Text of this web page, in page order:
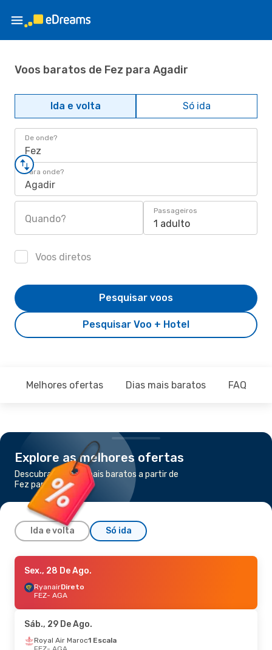
Voos baratos de Fez para Agadir
Ida e volta Só ida
De onde?
Fez
Para onde?
Agadir
Quando?
Passageiros
1 adulto
Voos diretos
Pesquisar Voo + Hotel
Pesquisar voos
Melhores ofertas Dias mais baratos FAQ
Explore as melhores ofertas
Descubra os voos mais baratos a partir de
Fez para Agadir
Ida e volta Só ida
Sex., 11 De Set.- Seg., 14 De Set.
RyanairDireto
FEZ- AGA
AGA- FEZ
Sex., 28 De Ago.
RyanairDireto
FEZ- AGA
Sáb., 29 De Ago.
Royal Air Maroc1 Escala